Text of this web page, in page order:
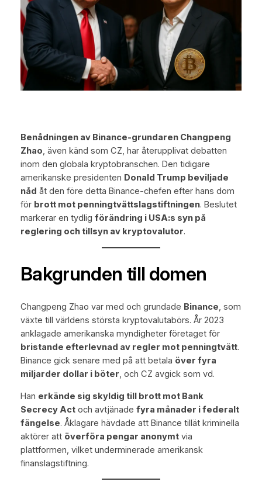
Benådningen av Binance-grundaren Changpeng
Zhao, även känd som CZ, har återupplivat debatten
inom den globala kryptobranschen. Den tidigare
amerikanske presidenten Donald Trump beviljade
nåd åt den före detta Binance-chefen efter hans dom
för brott mot penningtvättslagstiftningen. Beslutet
markerar en tydlig förändring i USA:s syn på
reglering och tillsyn av kryptovalutor.
Bakgrunden till domen
Changpeng Zhao var med och grundade Binance, som
växte till världens största kryptovalutabörs. År 2023
anklagade amerikanska myndigheter företaget för
bristande efterlevnad av regler mot penningtvätt.
Binance gick senare med på att betala över fyra
miljarder dollar i böter, och CZ avgick som vd.
Han erkände sig skyldig till brott mot Bank
Secrecy Actoch avtjänade fyra månader i federalt
fängelse. Åklagare hävdade att Binance tillät kriminella
aktörer att överföra pengar anonymtvia
plattformen, vilket underminerade amerikansk
finanslagstiftning.